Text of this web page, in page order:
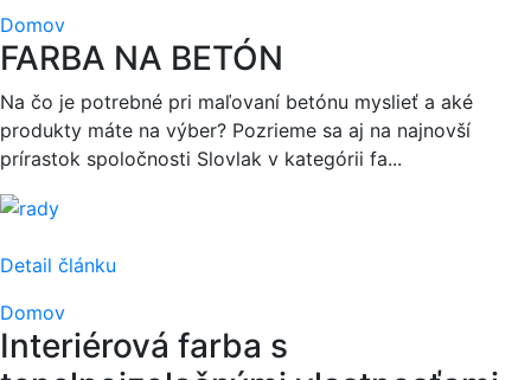
Domov
FARBA NA BETÓN
Na čo je potrebné pri maľovaní betónu myslieť a aké
produkty máte na výber? Pozrieme sa aj na najnovší
prírastok spoločnosti Slovlak v kategórii fa...
Detail článku
Domov
Interiérová farba s